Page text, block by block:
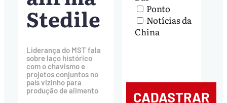
Stedile
Liderança do MST fala
sobre laço histórico
com o chavismo e
projetos conjuntos no
país vizinho para
produção de alimento
Ponto
Notícias da
China